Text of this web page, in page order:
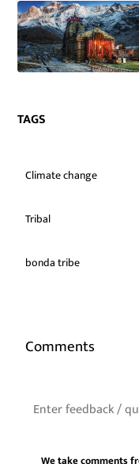
TAGS
Climate change
Tribal
bonda tribe
Comments